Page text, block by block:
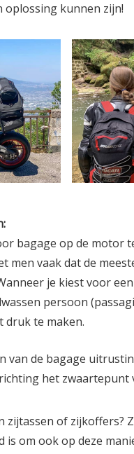
oplossing kunnen zijn!
bagage op de motor
men vaak dat de
je kiest voor
persoon
druk te maken.
van de bagage
het
zijtassen of zijkoffers?
is om ook op deze